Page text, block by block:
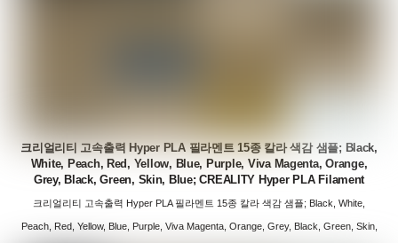
크리얼리티 고속출력 Hyper PLA 필라멘트 15종 칼라 색감 샘플; Black,
White, Peach, Red, Yellow, Blue, Purple, Viva Magenta, Orange,
Grey, Black, Green, Skin, Blue; CREALITY Hyper PLA Filament
크리얼리티 고속출력 Hyper PLA 필라멘트 15종 칼라 색감 샘플; Black, White,
Peach, Red, Yellow, Blue, Purple, Viva Magenta, Orange, Grey, Black, Green, Skin,